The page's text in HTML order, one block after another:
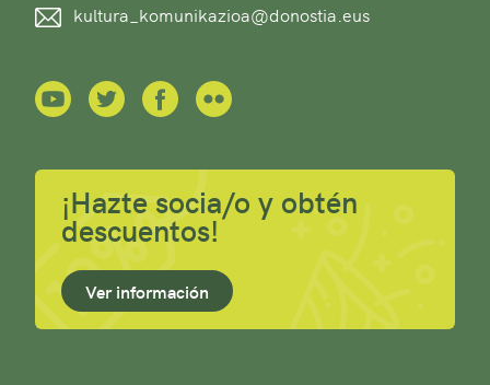
kultura_komunikazioa@donostia.eus
¡Hazte socia/o y obtén
descuentos!
Ver información